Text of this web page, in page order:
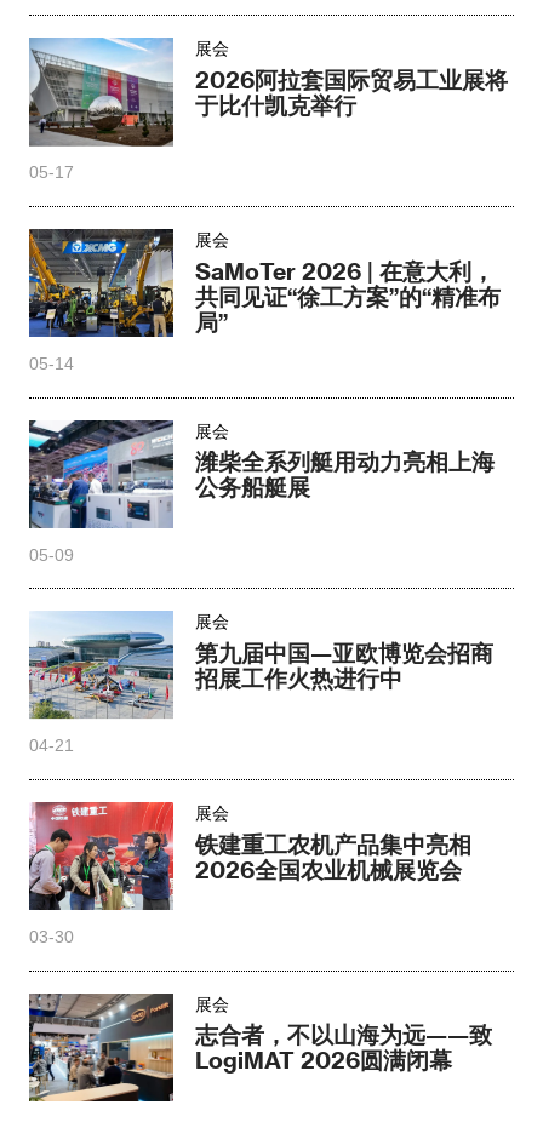
展会
2026阿拉套国际贸易工业展将
于比什凯克举行
05-17
展会
SaMoTer 2026 | 在意大利，
共同见证“徐工方案”的“精准布
局”
05-14
展会
潍柴全系列艇用动力亮相上海
公务船艇展
05-09
展会
第九届中国—亚欧博览会招商
招展工作火热进行中
04-21
展会
铁建重工农机产品集中亮相
2026全国农业机械展览会
03-30
展会
志合者，不以山海为远——致
LogiMAT 2026圆满闭幕